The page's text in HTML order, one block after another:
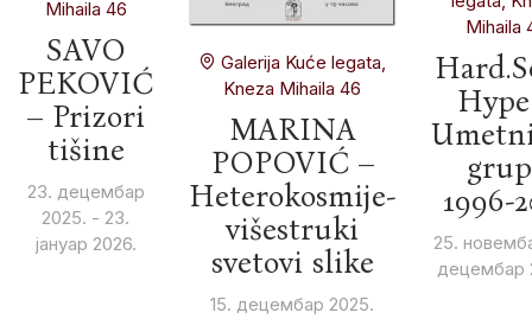
Mihaila 46
SAVO
PEKOVIĆ
– Prizori
tišine
23. децембар
2025. - 23.
јануар 2026.
Galerija Kuće legata,
Kneza Mihaila 46
MARINA
POPOVIĆ –
Heterokosmije-
višestruki
svetovi slike
15. децембар 2025.
Mihaila
1996-
25.
децембар